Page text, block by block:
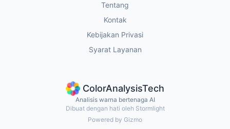
ColorAnalysisTech
Analisis warna bertenaga AI
Dibuat dengan hati oleh Stormlight
Powered by Gizmo
Tentang
Kontak
Kebijakan Privasi
Syarat Layanan